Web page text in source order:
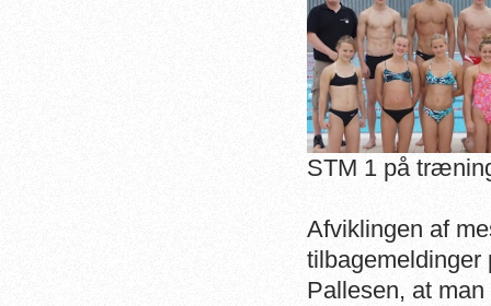
STM 1 på
Afviklingen af
Pallesen, at